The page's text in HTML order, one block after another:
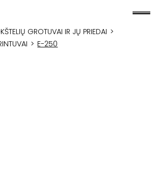
GROTUVAI IR JŲ PRIEDAI >
> E-250